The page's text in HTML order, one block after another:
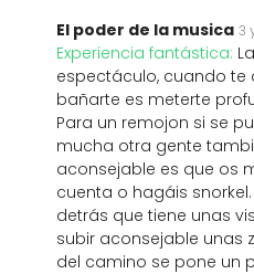
El poder de la musica 3
Experiencia fantástica:
espectáculo, cuando te
bañarte es meterte
Para un remojon si se
mucha otra gente
aconsejable es que os
cuenta o hagáis
detrás que tiene unas
subir aconsejable unas
del camino se pone un